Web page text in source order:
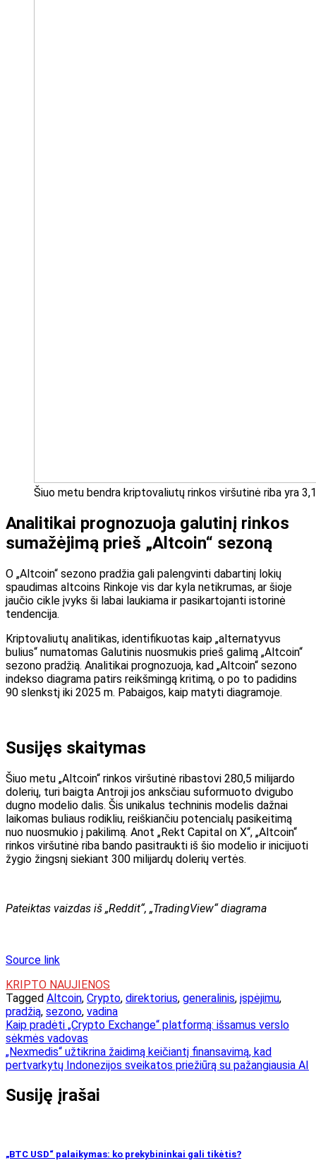
Šiuo metu bendra kriptovaliutų rinkos viršutinė riba yra
Analitikai prognozuoja galutinį rinkos
sumažėjimą prieš „Altcoin“ sezoną
O „Altcoin“ sezono pradžia gali palengvinti dabartinį lokių
spaudimas altcoins Rinkoje vis dar kyla netikrumas, ar šioje
jaučio cikle įvyks ši labai laukiama ir pasikartojanti istorinė
tendencija.
Kriptovaliutų analitikas, identifikuotas kaip „alternatyvus
bulius“ numatomas Galutinis nuosmukis prieš galimą „Altcoin“
sezono pradžią. Analitikai prognozuoja, kad „Altcoin“ sezono
indekso diagrama patirs reikšmingą kritimą, o po to padidins
90 slenkstį iki 2025 m. Pabaigos, kaip matyti diagramoje.
Susijęs skaitymas
Šiuo metu „Altcoin“ rinkos viršutinė ribastovi 280,5 milijardo
dolerių, turi baigta Antroji jos anksčiau suformuoto dvigubo
dugno modelio dalis. Šis unikalus techninis modelis dažnai
laikomas buliaus rodikliu, reiškiančiu potencialų pasikeitimą
nuo nuosmukio į pakilimą. Anot „Rekt Capital on X“, „Altcoin“
rinkos viršutinė riba bando pasitraukti iš šio modelio ir inicijuoti
žygio žingsnį siekiant 300 milijardų dolerių vertės.
Pateiktas vaizdas iš „Reddit“, „TradingView“ diagrama
Source link
KRIPTO NAUJIENOS
Tagged Altcoin, Crypto, direktorius, generalinis, įspėjimu,
pradžią, sezono, vadina
Navigacija
tarp
įrašų
Kaip pradėti „Crypto Exchange“ platformą: išsamus verslo
sėkmės vadovas
„Nexmedis“ užtikrina žaidimą keičiantį finansavimą, kad
pertvarkytų Indonezijos sveikatos priežiūrą su pažangiausia AI
Susiję įrašai
„BTC USD“ palaikymas: ko prekybininkai gali tikėtis?